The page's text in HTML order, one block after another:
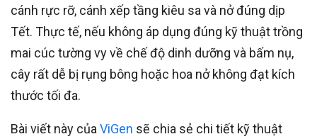
cánh rực rỡ, cánh xếp tầng kiêu sa và nở đúng dịp
Tết. Thực tế, nếu không áp dụng đúng kỹ thuật trồng
mai cúc tường vy về chế độ dinh dưỡng và bấm nụ,
cây rất dễ bị rụng bông hoặc hoa nở không đạt kích
thước tối đa.
Bài viết này của ViGen sẽ chia sẻ chi tiết kỹ thuật